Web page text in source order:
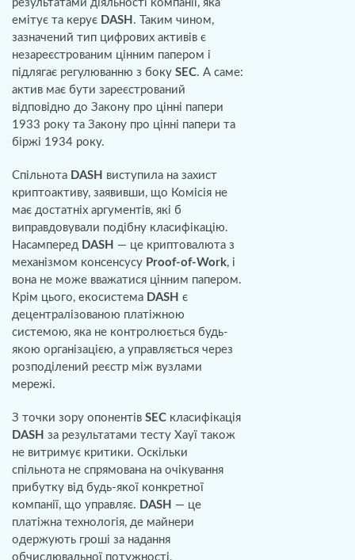
результатами діяльності компанії, яка
емітує та керує DASH . Таким чином,
зазначений тип цифрових активів є
незареєстрованим цінним папером і
підлягає регулюванню з боку SEC. А саме:
актив має бути зареєстрований
відповідно до Закону про цінні папери
1933 року та Закону про цінні папери та
біржі 1934 року.
Спільнота DASH виступила на захист
криптоактиву, заявивши, що Комісія не
має достатніх аргументів, які б
виправдовували подібну класифікацію.
Насамперед DASH — це криптовалюта з
механізмом консенсусу Proof-of-Work, і
вона не може вважатися цінним папером.
Крім цього, екосистема DASH є
децентралізованою платіжною
системою, яка не контролюється будь-
якою організацією, а управляється через
розподілений реєстр між вузлами
мережі.
З точки зору опонентів SEC класифікація
DASH за результатами тесту Хауї також
не витримує критики. Оскільки
спільнота не спрямована на очікування
прибутку від будь-якої конкретної
компанії, що управляє. DASH — це
платіжна технологія, де майнери
одержують гроші за надання
обчислювальної потужності,